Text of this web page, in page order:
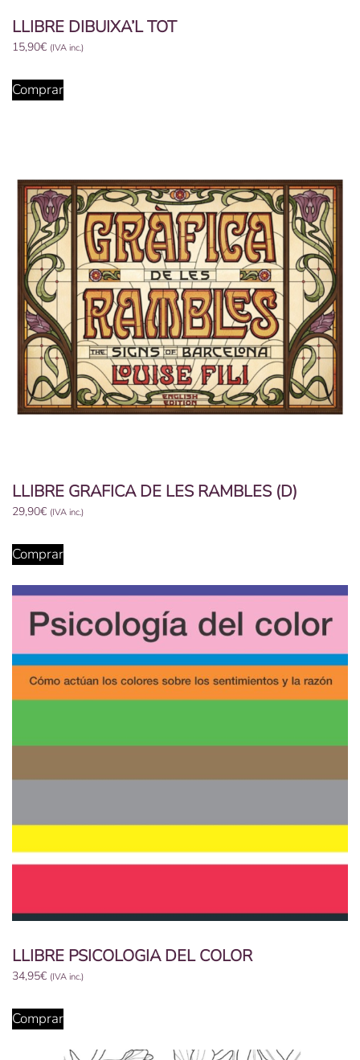
LLIBRE DIBUIXA’L TOT
15,90€ (IVA inc.)
Comprar
LLIBRE GRAFICA DE LES RAMBLES (D)
29,90€ (IVA inc.)
Comprar
LLIBRE PSICOLOGIA DEL COLOR
34,95€ (IVA inc.)
Comprar